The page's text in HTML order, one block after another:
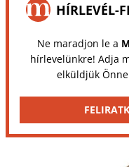
HÍRLEVÉL-
Ne maradjon le a
hírlevelünkre! Adja
elküldjük